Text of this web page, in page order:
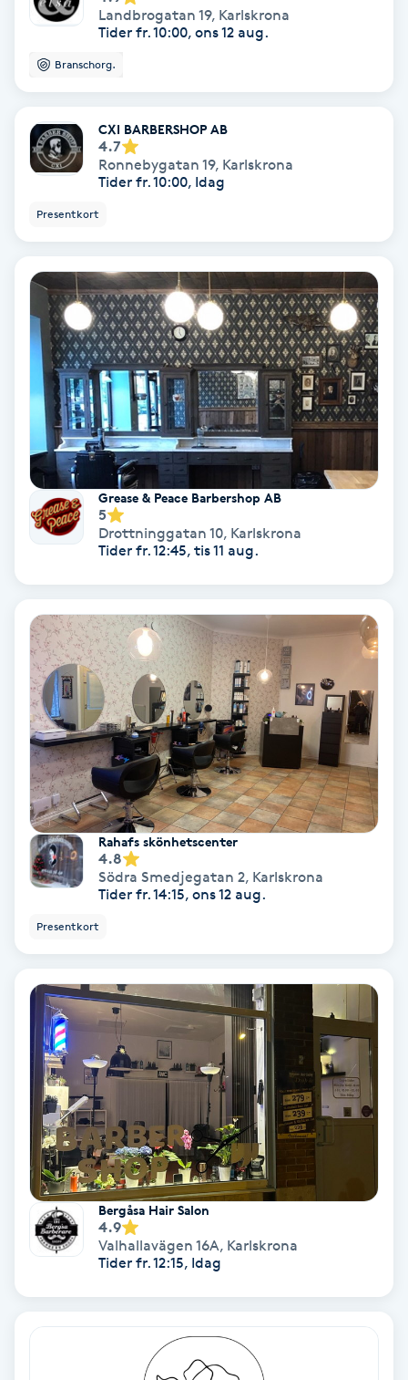
Färgning
Föning
Gel naglar
Gellack med förstärkning
Gravidmassage
Gravidyoga
Gruppträning
Gua Sha-massage
Headspa
Healing
Herrklippning
HIFU
Hollywood Peel
Hot Stone Massage
Hudföryngring
Huduppstramning
Hudvård
Hyaluronsyra
Hyperhidros
Hypnos
Hårborttagning
Hårbottenbehandling
Landbrogatan 19, Karlskrona
Tider fr. 10:00, ons 12 aug.
Branschorg.
CXI BARBERSHOP AB
4.7
Ronnebygatan 19, Karlskrona
Tider fr. 10:00, Idag
Presentkort
Grease & Peace Barbershop AB
5
Drottninggatan 10, Karlskrona
Tider fr. 12:45, tis 11 aug.
Rahafs skönhetscenter
4.8
Södra Smedjegatan 2, Karlskrona
Tider fr. 14:15, ons 12 aug.
Presentkort
Bergåsa Hair Salon
4.9
Valhallavägen 16A, Karlskrona
Tider fr. 12:15, Idag